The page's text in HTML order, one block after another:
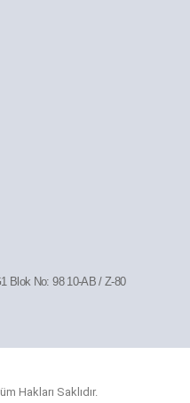
Blok No: 98 10-AB / Z-80
Hakları Saklıdır.